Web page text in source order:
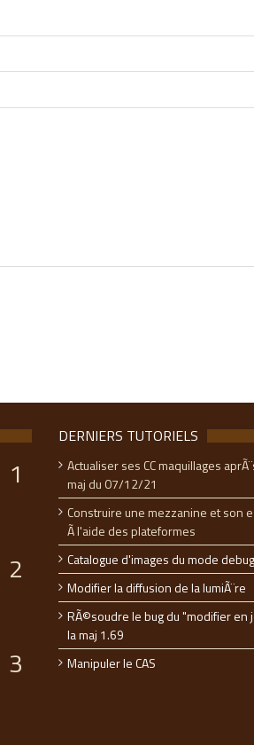
1
2
3
DERNIERS TUTORIELS
Actualiser ses CC maquillages
maj du 07/12/21
Construire une mezzanine et son
Ã l'aide des plateformes
Catalogue d'images du mode debug
Modifier la diffusion de la lumiÃ¨re
RÃ©soudre le bug du "modifier en
la maj 1.69
Manipuler le CAS